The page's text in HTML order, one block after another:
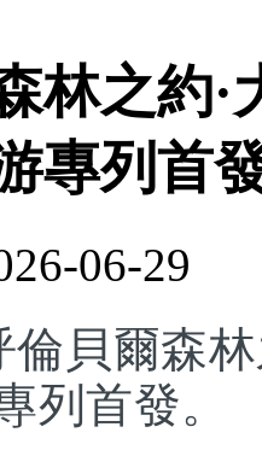
林之約·
專列首
06-29
倫貝爾森
列首發。